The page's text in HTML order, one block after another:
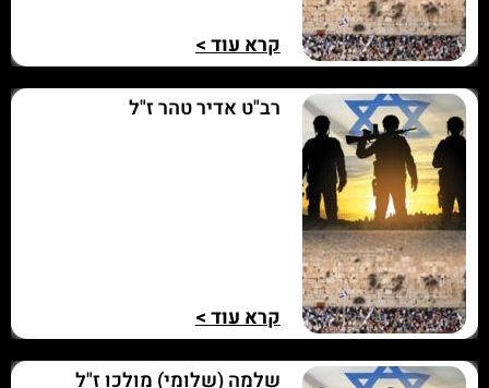
קרא עוד >
רב"ט אדיר טהר ז"ל
קרא עוד >
שלמה (שלומי) מולכו ז"ל